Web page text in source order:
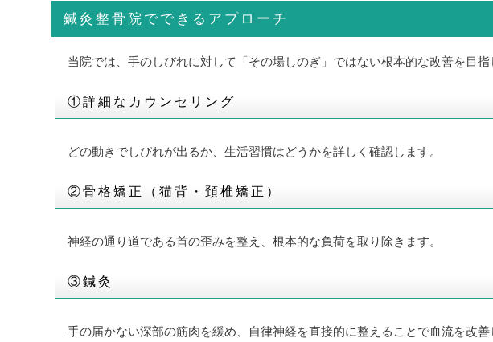
鍼灸整骨院でできるアプローチ
当院では、手のしびれに対して「その場しのぎ」ではない根本的な改善を目指
①詳細なカウンセリング
どの動きでしびれが出るか、生活習慣はどうかを詳しく確認します。
②骨格矯正（猫背・頚椎矯正）
神経の通り道である首の歪みを整え、根本的な負荷を取り除きます。
③鍼灸
手の届かない深部の筋肉を緩め、自律神経を直接的に整えることで血流を改善